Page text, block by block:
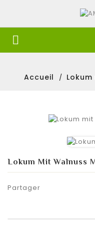

Accueil
Lokum Mit Walnuss
Partager